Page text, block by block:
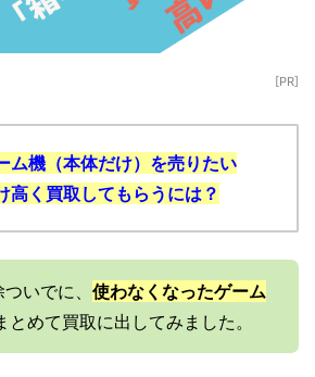
[PR]
ム機（本体だけ）を売りたい
高く買取してもらうには？
いでに、 使わなくなったゲーム
とめて買取に出してみました。